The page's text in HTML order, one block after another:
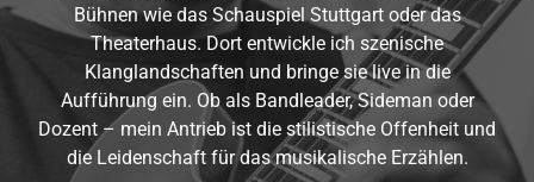
Bühnen wie das Schauspiel Stuttgart oder das
Theaterhaus. Dort entwickle ich szenische
Klanglandschaften und bringe sie live in die
Aufführung ein. Ob als Bandleader, Sideman oder
Dozent – mein Antrieb ist die stilistische Offenheit und
die Leidenschaft für das musikalische Erzählen.